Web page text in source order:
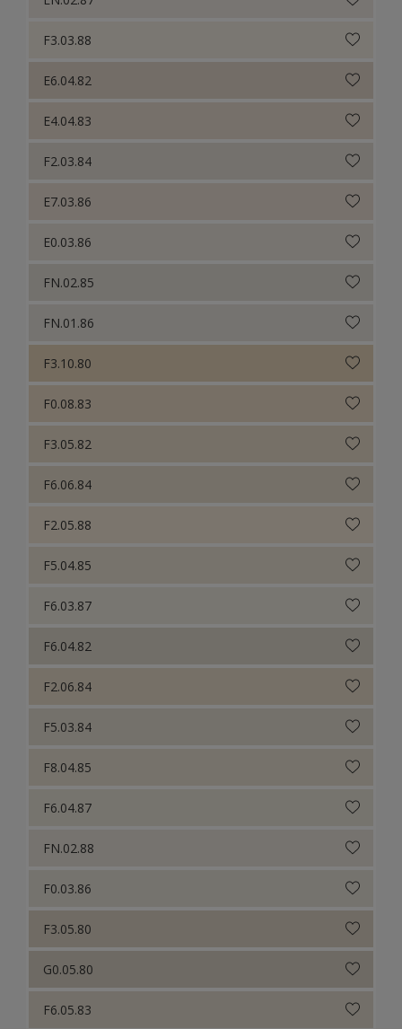
F3.03.88
E6.04.82
E4.04.83
F2.03.84
E7.03.86
E0.03.86
FN.02.85
FN.01.86
F3.10.80
F0.08.83
F3.05.82
F6.06.84
F2.05.88
F5.04.85
F6.03.87
F6.04.82
F2.06.84
F5.03.84
F8.04.85
F6.04.87
FN.02.88
F0.03.86
F3.05.80
G0.05.80
F6.05.83